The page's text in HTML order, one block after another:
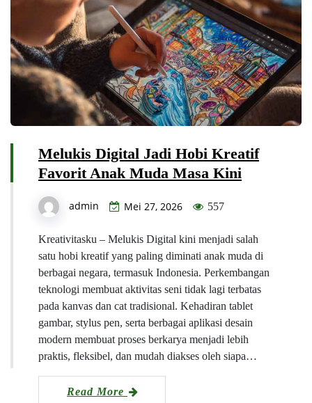
Melukis Digital Jadi Hobi Kreatif
Favorit Anak Muda Masa Kini
admin Mei 27, 2026 557
Kreativitasku – Melukis Digital kini menjadi salah
satu hobi kreatif yang paling diminati anak muda di
berbagai negara, termasuk Indonesia. Perkembangan
teknologi membuat aktivitas seni tidak lagi terbatas
pada kanvas dan cat tradisional. Kehadiran tablet
gambar, stylus pen, serta berbagai aplikasi desain
modern membuat proses berkarya menjadi lebih
praktis, fleksibel, dan mudah diakses oleh siapa…
Read More